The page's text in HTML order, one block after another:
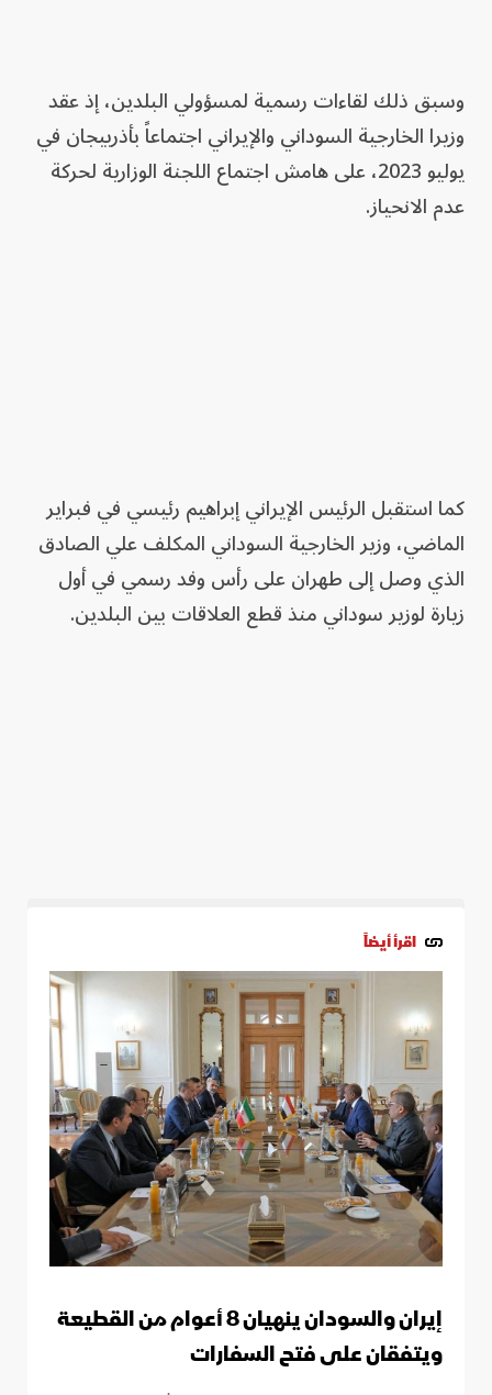
وسبق ذلك لقاءات رسمية لمسؤولي البلدين، إذ عقد
وزيرا الخارجية السوداني والإيراني اجتماعاً بأذربيجان في
يوليو 2023، على هامش اجتماع اللجنة الوزارية لحركة
عدم الانحياز.
كما استقبل الرئيس الإيراني إبراهيم رئيسي في فبراير
الماضي، وزير الخارجية السوداني المكلف علي الصادق
الذي وصل إلى طهران على رأس وفد رسمي في أول
زيارة لوزير سوداني منذ قطع العلاقات بين البلدين.
اقرأ أيضاً
إيران والسودان ينهيان 8 أعوام من القطيعة
ويتفقان على فتح السفارات